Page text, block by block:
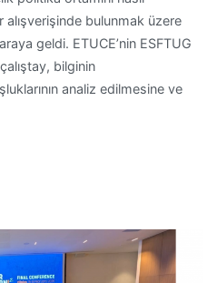
bulunmak üzere
geldi. ETUCE’nin ESFTUG
bilginin
analiz edilmesine ve